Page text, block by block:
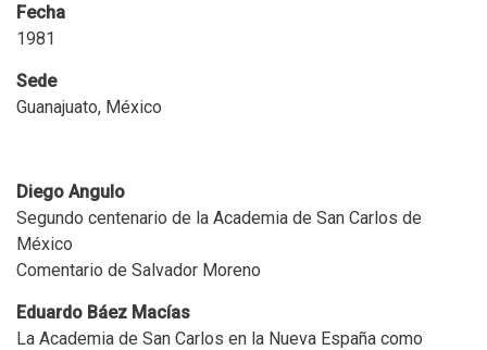
Fecha
1981
Sede
Guanajuato, México
Diego Angulo
Segundo centenario de la Academia de San Carlos de
México
Comentario de Salvador Moreno
Eduardo Báez Macías
La Academia de San Carlos en la Nueva España como